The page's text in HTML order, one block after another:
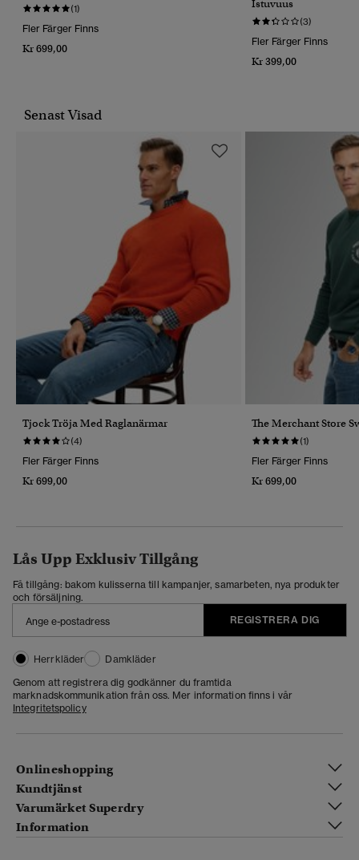
(1)
Fler Färger Finns
Kr 699,00
Istuvuus
(3)
Fler Färger Finns
Kr 399,00
Senast Visad
Tjock Tröja Med Raglanärmar
(4)
Fler Färger Finns
Kr 699,00
The Merchant Store
(1)
Fler Färger Finns
Kr 699,00
Lås Upp Exklusiv Tillgång
Få tillgång: bakom kulisserna till kampanjer, samarbeten, nya produkter
och försäljning.
REGISTRERA DIG
Herrkläder
Damkläder
Genom att registrera dig godkänner du framtida
marknadskommunikation från oss. Mer information finns i vår
Integritetspolicy
Onlineshopping
Kundtjänst
Varumärket Superdry
Information